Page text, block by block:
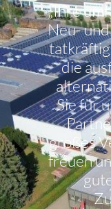
„Ihre
Neu-
die
Sie für
großes
freuen